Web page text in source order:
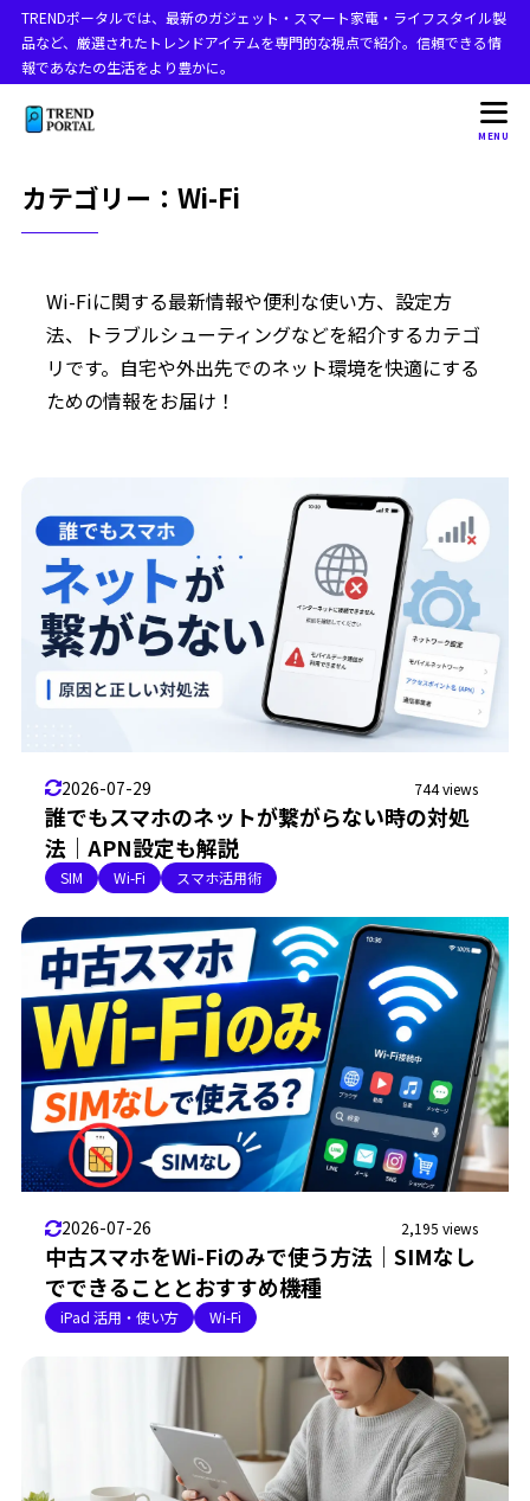
TRENDポータルでは、最新のガジェット・スマート家電・ライフスタイル製
品など、厳選されたトレンドアイテムを専門的な視点で紹介。信頼できる情
報であなたの生活をより豊かに。
MENU
カテゴリー：Wi-Fi
Wi-Fiに関する最新情報や便利な使い方、設定方
法、トラブルシューティングなどを紹介するカテゴ
リです。自宅や外出先でのネット環境を快適にする
ための情報をお届け！
2026-07-29 744 views
誰でもスマホのネットが繋がらない時の対処
法｜APN設定も解説
SIM Wi-Fi スマホ活用術
2026-07-26 2,195 views
中古スマホをWi-Fiのみで使う方法｜SIMなし
でできることとおすすめ機種
iPad 活用・使い方 Wi-Fi